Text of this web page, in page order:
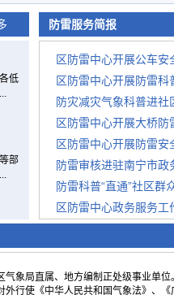
低
部
防雷服务简报
区防雷中心开展公车安
区防雷中心开展防雷科
防灾减灾气象科普进社
区防雷中心开展大桥防
区防雷中心开展防雷安
防雷审核进驻南宁市
防雷科普“直通”社区群
区防雷中心政务服务工
气象局直属、地方编制正处级事业单
行使《中华人民共和国气象法》、